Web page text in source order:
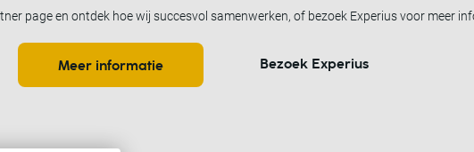
page en ontdek hoe wij succesvol samenwerken, of bezoek Experius voor meer
Meer informatie Bezoek Experius